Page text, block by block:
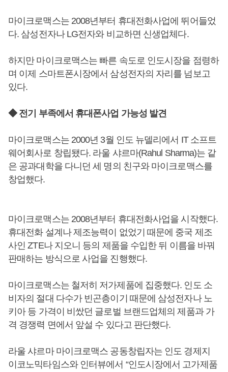
마이크로맥스는 2008년부터 휴대전화사업에 뛰어들었
다. 삼성전자나 LG전자와 비교하면 신생업체다.
하지만 마이크로맥스는 빠른 속도로 인도시장을 점령하
며 이제 스마트폰시장에서 삼성전자의 자리를 넘보고
있다.
◆ 전기 부족에서 휴대폰사업 가능성 발견
마이크로맥스는 2000년 3월 인도 뉴델리에서 IT 소프트
웨어회사로 창립됐다. 라울 샤르마(Rahul Sharma)는 같
은 공과대학을 다니던 세 명의 친구와 마이크로맥스를
창업했다.
마이크로맥스는 2008년부터 휴대전화사업을 시작했다.
휴대전화 설계나 제조능력이 없었기 때문에 중국 제조
사인 ZTE나 지오니 등의 제품을 수입한 뒤 이름을 바꿔
판매하는 방식으로 사업을 진행했다.
마이크로맥스는 철저히 저가제품에 집중했다. 인도 소
비자의 절대 다수가 빈곤층이기 때문에 삼성전자나 노
키아 등 가격이 비쌌던 글로벌 브랜드업체의 제품과 가
격 경쟁력 면에서 앞설 수 있다고 판단했다.
라울 샤르마 마이크로맥스 공동창립자는 인도 경제지
이코노믹타임스와 인터뷰에서 “인도시장에서 고가제품